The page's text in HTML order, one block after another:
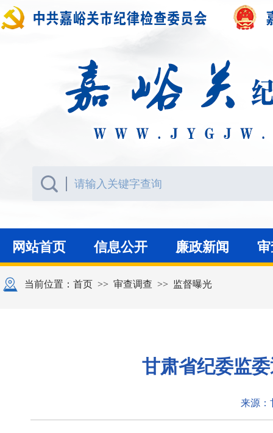
网站首页 信息公开 廉政新闻
当前位置： 首页 >> 审查调查 >> 监督曝光
甘肃省纪委监
来源：